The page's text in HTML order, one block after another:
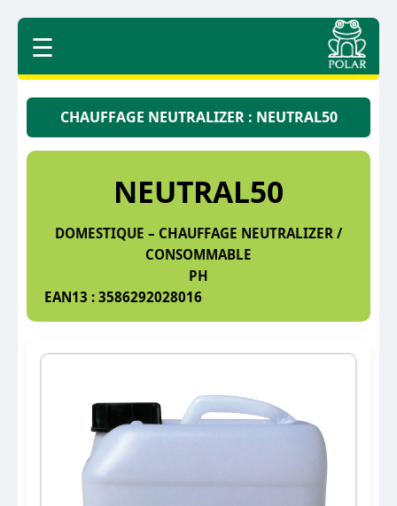
☰
CHAUFFAGE NEUTRALIZER : NEUTRAL50
NEUTRAL50
DOMESTIQUE – CHAUFFAGE NEUTRALIZER /
CONSOMMABLE
PH
EAN13 : 3586292028016